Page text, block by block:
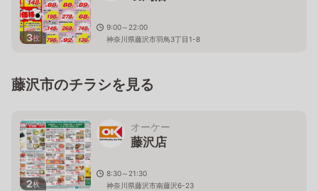
3枚
9:00～22:00
神奈川県藤沢市羽鳥3丁目1-8
藤沢市のチラシを見る
2枚
オーケー
藤沢店
8:30～21:30
神奈川県藤沢市南藤沢6-23